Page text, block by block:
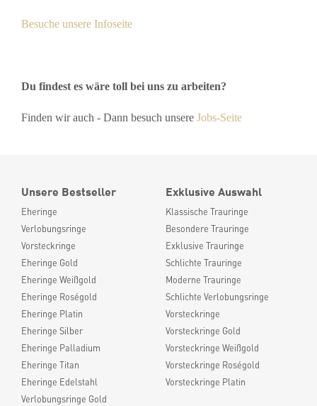
Besuche unsere Infoseite
Du findest es wäre toll bei uns zu arbeiten?
Finden wir auch - Dann besuch unsere Jobs-Seite
Unsere Bestseller
Eheringe
Verlobungsringe
Vorsteckringe
Eheringe Gold
Eheringe Weißgold
Eheringe Roségold
Eheringe Platin
Eheringe Silber
Eheringe Palladium
Eheringe Titan
Eheringe Edelstahl
Verlobungsringe Gold
Exklusive Auswahl
Klassische Trauringe
Besondere Trauringe
Exklusive Trauringe
Schlichte Trauringe
Moderne Trauringe
Schlichte Verlobungsringe
Vorsteckringe
Vorsteckringe Gold
Vorsteckringe Weißgold
Vorsteckringe Roségold
Vorsteckringe Platin